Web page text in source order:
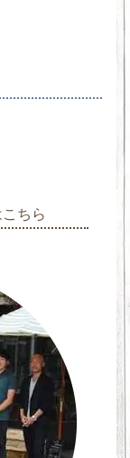
ちら